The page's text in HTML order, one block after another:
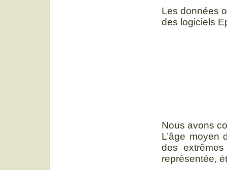
Les données
des logiciels
Nous avons
L’âge
des
représentée,